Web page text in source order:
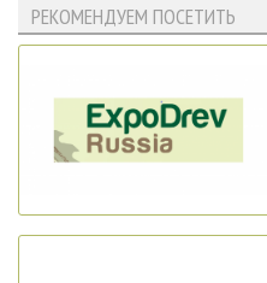
РЕКОМЕНДУЕМ ПОСЕТИТЬ